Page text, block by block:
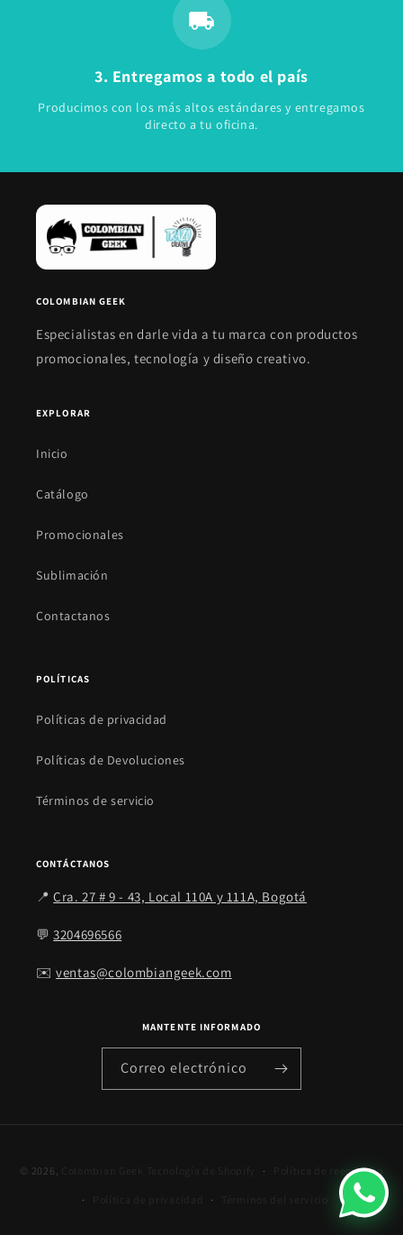
3. Entregamos a todo el país
Producimos con los más altos estándares y entregamos
directo a tu oficina.
COLOMBIAN GEEK
Especialistas en darle vida a tu marca con productos
promocionales, tecnología y diseño creativo.
EXPLORAR
Inicio
Catálogo
Promocionales
Sublimación
Contactanos
POLÍTICAS
Políticas de privacidad
Políticas de Devoluciones
Términos de servicio
CONTÁCTANOS
📍Cra. 27 # 9 - 43, Local 110A y 111A, Bogotá
💬3204696566
✉️ventas@colombiangeek.com
MANTENTE INFORMADO
Correo electrónico
© 2026, Política de reembolso